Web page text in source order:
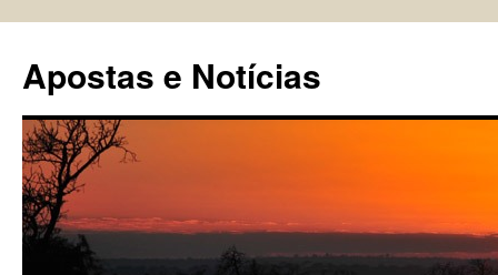
conteúdo
Apostas e Notícias